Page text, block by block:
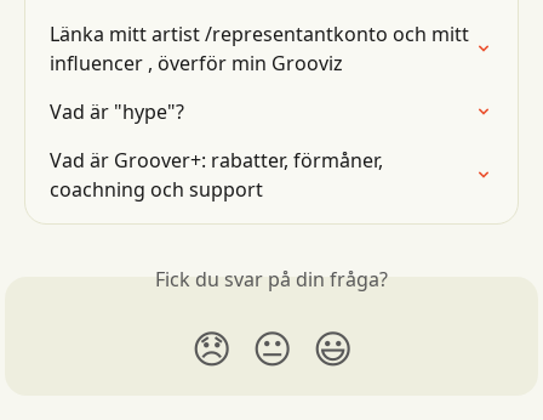
Länka mitt artist /representantkonto och mitt
influencer , överför min Grooviz
Vad är "hype"?
Vad är Groover+: rabatter, förmåner,
coachning och support
Fick du svar på din fråga?
😞 😐 😃